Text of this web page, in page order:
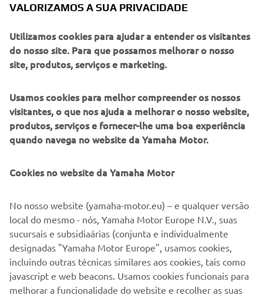
afirmar-se como um ponto de encontro para toda a
familiar, a proximidade entre pilotos e público e o espírito
de partilha que caracteriza cada prova fazem deste evento
uma referência no panorama do todo-o-terreno em
Organizado pela Yamaha Motor Europe – Sucursal em
Portugal, o Troféu Yamaha é atualmente o
mais antigo
troféu de todo-o-terreno realizado no país , mantendo
há mais de duas décadas o compromisso de promover a
diferentes gerações evoluírem num ambiente
Depois da jornada inaugural, todas as atenções centram-se
agora em
Rio Maior, onde se espera mais um dia repleto
de emoção, adrenalina e espírito Yamaha, num evento que
continua a celebrar a paixão pelas duas e quatro rodas e a
criar memórias para todos os participantes e
espectadores.
VALORIZAMOS A SUA PRIVACIDADE
Utilizamos cookies para ajudar a entender os visitantes
do nosso site. Para que possamos melhorar o nosso
site, produtos, serviços e marketing.
Usamos cookies para melhor compreender os nossos
visitantes, o que nos ajuda a melhorar o nosso website,
produtos, serviços e fornecer-lhe uma boa experiência
quando navega no website da Yamaha Motor.
Cookies no website da Yamaha Motor
No nosso website (yamaha-motor.eu) – e qualquer versão
local do mesmo - nós, Yamaha Motor Europe N.V., suas
sucursais e subsidiaárias (conjunta e individualmente
designadas "Yamaha Motor Europe", usamos cookies,
incluindo outras técnicas similares aos cookies, tais como
javascript e web beacons. Usamos cookies funcionais para
melhorar a funcionalidade do website e recolher as suas